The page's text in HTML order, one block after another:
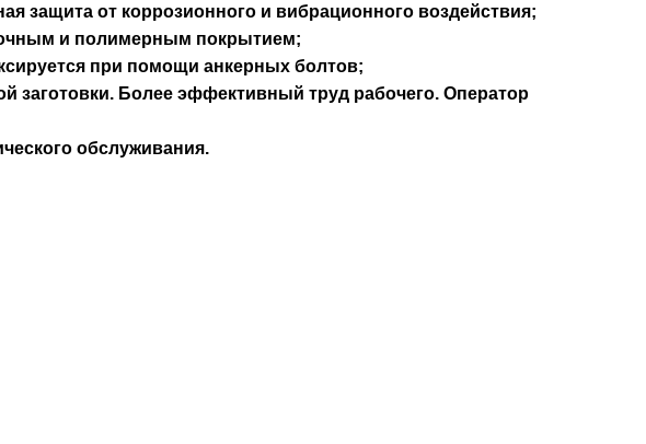
защита от коррозионного и вибрационного воздействия;
и полимерным покрытием;
при помощи анкерных болтов;
Более эффективный труд рабочего. Оператор
обслуживания.